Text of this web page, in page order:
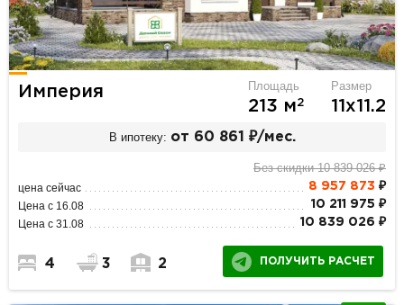
Империя Площадь
213 м2
Размер
11х11.2
В ипотеку: от 60 861 ₽/мес.
Без скидки 10 839 026 ₽
цена сейчас 8 957 873 ₽
Цена с 16.08 10 211 975 ₽
Цена с 31.08 10 839 026 ₽
4 3 2 ПОЛУЧИТЬ РАСЧЕТ